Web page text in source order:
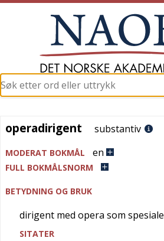
operadirigent
operadirigent substantiv
MODERAT BOKMÅL en
FULL BOKMÅLSNORM
BETYDNING OG BRUK
dirigent med opera som spesiale
SITATER